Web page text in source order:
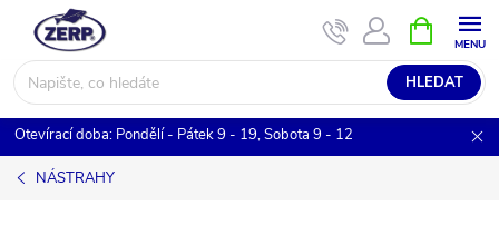
obsah
HLEDAT
NÁKUPNÍ
KOŠÍK
Otevírací doba: Pondělí - Pátek 9 - 19, Sobota 9 - 12
NÁSTRAHY